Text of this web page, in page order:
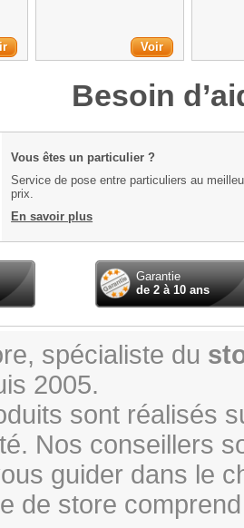
Voir
Besoin
Vous êtes un particulier ?
Service de pose entre particuliers au
prix.
En savoir plus
Garantie
de 2 à 10 ans
spécialiste du
2005.
sont réalisés
Nos conseillers
guider dans le
de store